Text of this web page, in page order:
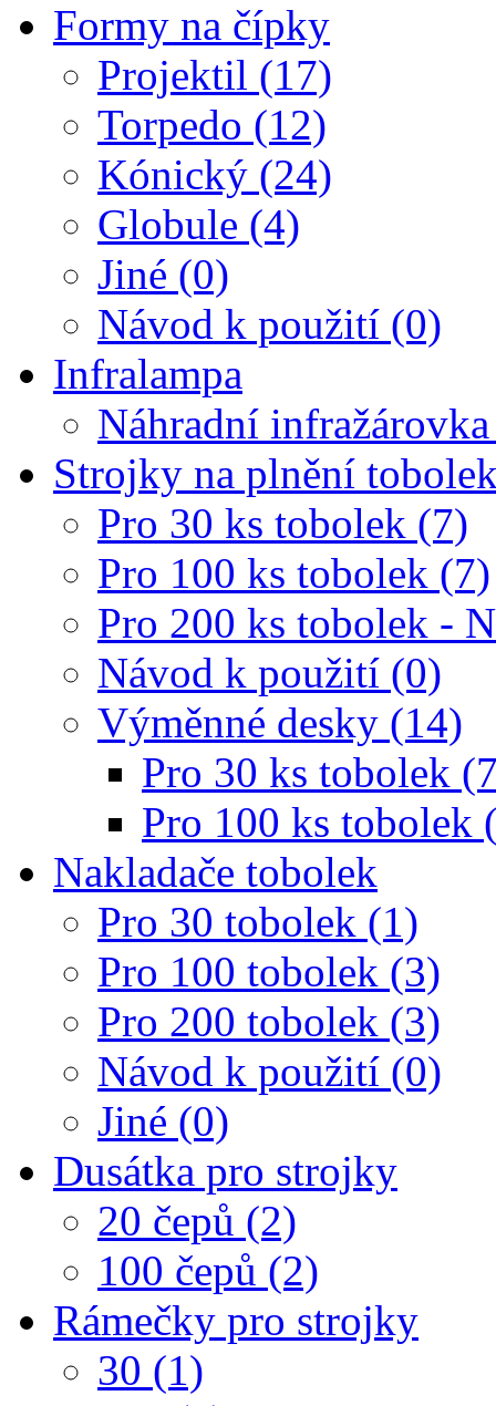
Formy na čípky
Projektil (17)
Torpedo (12)
Kónický (24)
Globule (4)
Jiné (0)
Návod k použití (0)
Infralampa
Náhradní
Strojky na plnění
Pro 30 ks tobolek (7)
Pro 100 ks tobolek (7)
Pro 200 ks tobolek -
Návod k použití (0)
Výměnné desky (14)
Pro 30 ks tobolek
Pro 100 ks tobolek
Nakladače tobolek
Pro 30 tobolek (1)
Pro 100 tobolek (3)
Pro 200 tobolek (3)
Návod k použití (0)
Jiné (0)
Dusátka pro strojky
20 čepů (2)
100 čepů (2)
Rámečky pro strojky
30 (1)